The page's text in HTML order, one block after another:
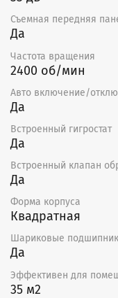
Съемная передняя
Да
Частота вращения
2400 об/мин
Авто включение/
Да
Встроенный гигростат
Да
Встроенный клапан
Да
Форма корпуса
Квадратная
Шариковые
Да
Эффективен для
35 м2